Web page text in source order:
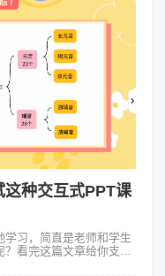
种交互式PPT课
习，简直是老师和学生
看完这篇文章给你支支